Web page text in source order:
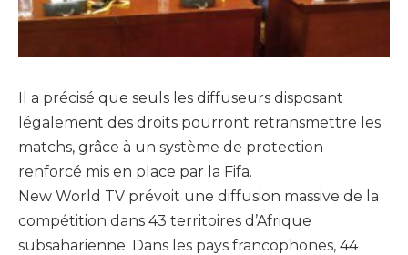
Il a précisé que seuls les diffuseurs disposant
légalement des droits pourront retransmettre les
matchs, grâce à un système de protection
renforcé mis en place par la Fifa.
New World TV prévoit une diffusion massive de la
compétition dans 43 territoires d’Afrique
subsaharienne. Dans les pays francophones, 44